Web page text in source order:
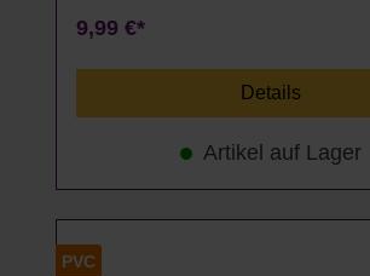
9,99 €*
Details
Artikel auf Lager
PVC